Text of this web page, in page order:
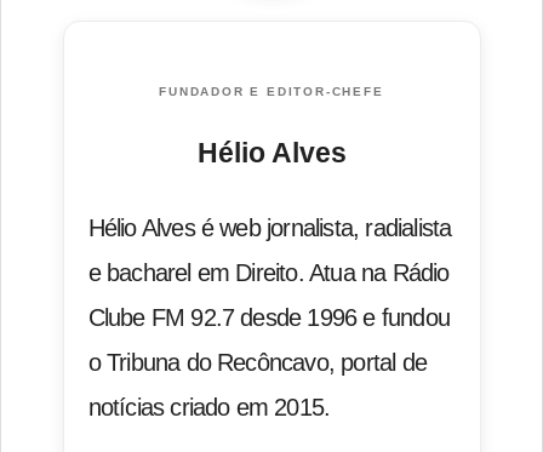
FUNDADOR E EDITOR-CHEFE
Hélio Alves
Hélio Alves é web jornalista, radialista
e bacharel em Direito. Atua na Rádio
Clube FM 92.7 desde 1996 e fundou
o Tribuna do Recôncavo, portal de
notícias criado em 2015.